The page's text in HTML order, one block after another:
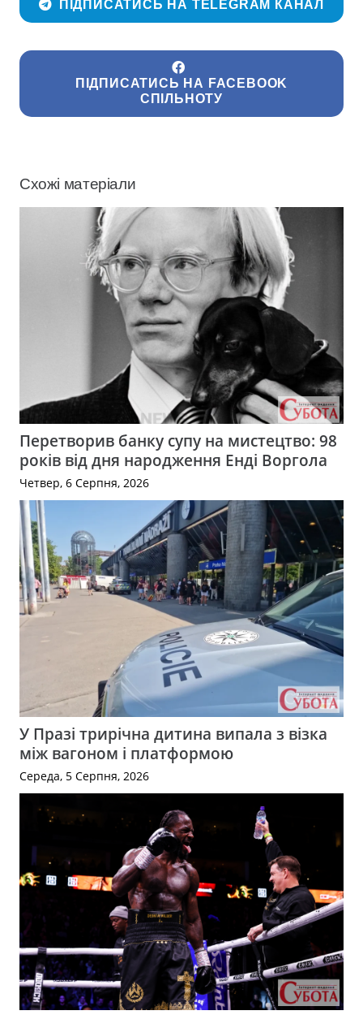
ПІДПИСАТИСЬ НА TELEGRAM КАНАЛ
ПІДПИСАТИСЬ НА FACEBOOK
СПІЛЬНОТУ
Схожі матеріали
Перетворив банку супу на мистецтво: 98
років від дня народження Енді Воргола
Четвер, 6 Серпня, 2026
У Празі трирічна дитина випала з візка
між вагоном і платформою
Середа, 5 Серпня, 2026